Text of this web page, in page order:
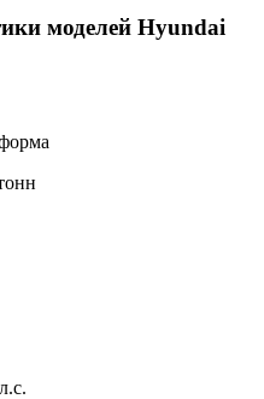
моделей Hyundai